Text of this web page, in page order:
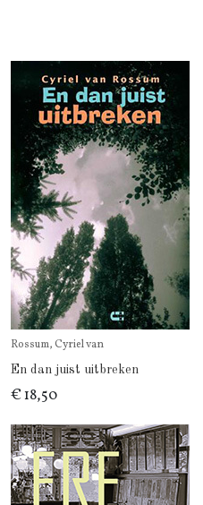
Rossum, Cyriel van
En dan juist uitbreken
€ 18,50